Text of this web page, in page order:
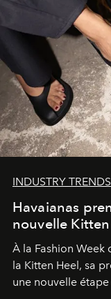
INDUSTRY TRENDS
Havaianas
nouvelle
À la Fashion
la Kitten Heel, sa
une nouvelle